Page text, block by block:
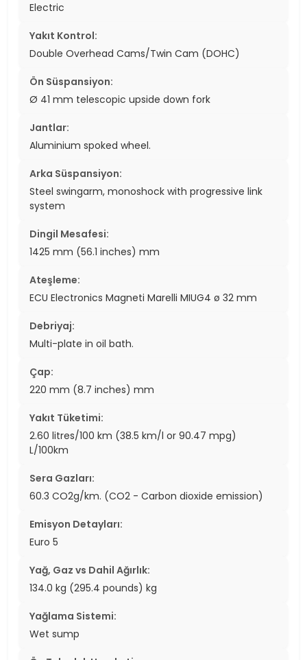
Electric
Yakıt Kontrol:
Double Overhead Cams/Twin Cam (DOHC)
Ön Süspansiyon:
Ø 41 mm telescopic upside down fork
Jantlar:
Aluminium spoked wheel.
Arka Süspansiyon:
Steel swingarm, monoshock with progressive link
system
Dingil Mesafesi:
1425 mm (56.1 inches) mm
Ateşleme:
ECU Electronics Magneti Marelli MIUG4 ø 32 mm
Debriyaj:
Multi-plate in oil bath.
Çap:
220 mm (8.7 inches) mm
Yakıt Tüketimi:
2.60 litres/100 km (38.5 km/l or 90.47 mpg)
L/100km
Sera Gazları:
60.3 CO2g/km. (CO2 - Carbon dioxide emission)
Emisyon Detayları:
Euro 5
Yağ, Gaz vs Dahil Ağırlık:
134.0 kg (295.4 pounds) kg
Yağlama Sistemi:
Wet sump